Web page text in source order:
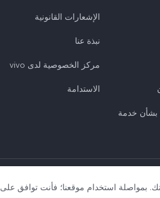
بشأن خدمة
الإشعارات القانونية
نبذة عنا
مركز الخصوصية لدى vivo
الاستدامة
بمواصلة استخدام موقعنا؛ فأنت توافق على